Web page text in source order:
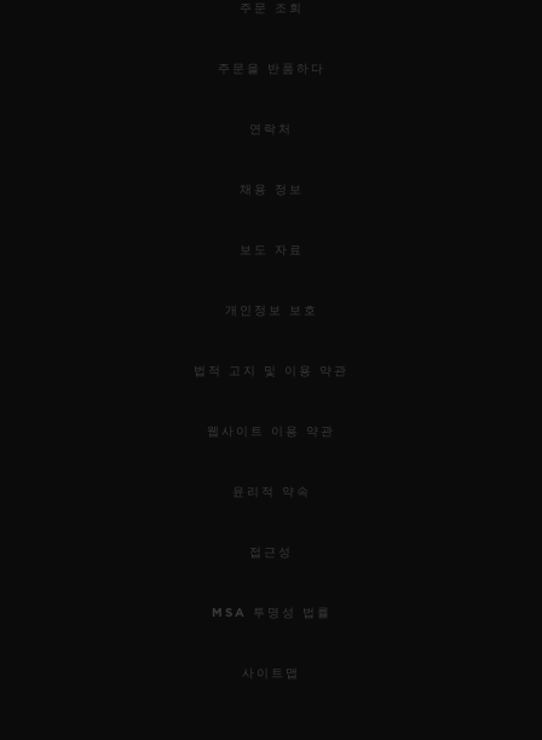
주문 조회
주문을 반품하다
연락처
채용 정보
보도 자료
개인정보 보호
법적 고지 및 이용 약관
웹사이트 이용 약관
윤리적 약속
접근성
MSA 투명성 법률
사이트맵